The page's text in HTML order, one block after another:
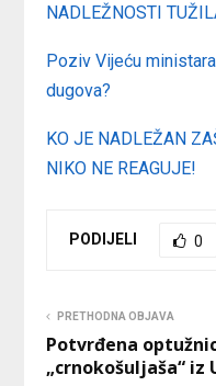
NADLEŽNOSTI
Poziv Vijeću
dugova?
KO JE NADLEŽAN
NIKO NE REAGUJE!
PODIJELI 0
PRETHODNA OBJAVA
Potvrđena
„crnokošuljaša“ iz